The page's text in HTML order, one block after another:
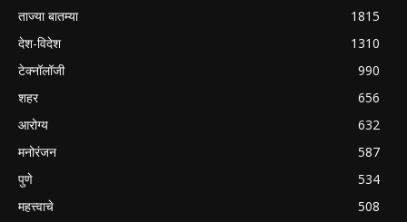
ताज्या बातम्या
1815
देश-विदेश
1310
टेक्नॉलॉजी
990
शहर
656
आरोग्य
632
मनोरंजन
587
पुणे
534
महत्त्वाचे
508